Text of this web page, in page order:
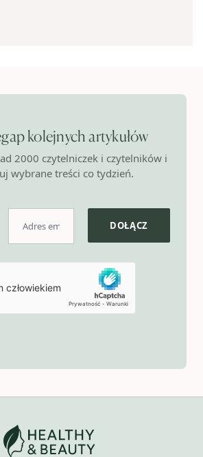
kolejnych artykułów
2000 czytelniczek i czytelników i
wybrane treści co tydzień.